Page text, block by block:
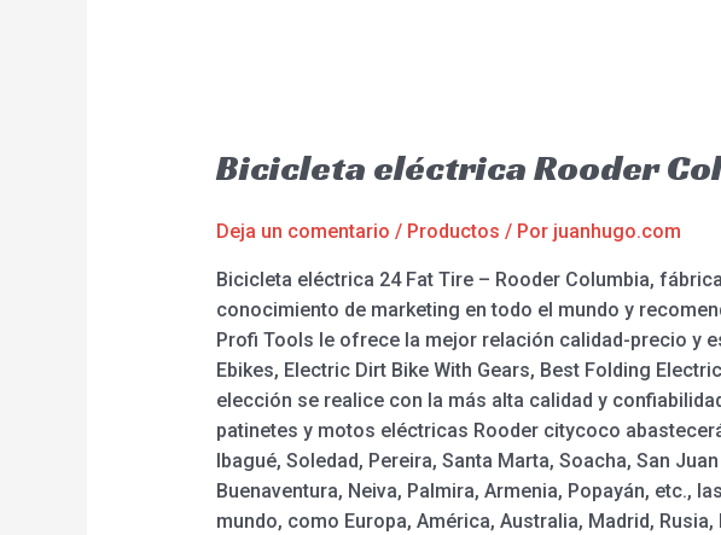
Bicicleta eléctrica Rooder
Deja un comentario / Productos / Por juanhugo.com
Bicicleta eléctrica 24 Fat Tire – Rooder Columbia,
conocimiento de marketing en todo el mundo y
Profi Tools le ofrece la mejor relación calidad-precio y
Ebikes, Electric Dirt Bike With Gears, Best Folding
elección se realice con la más alta calidad y
patinetes y motos eléctricas Rooder citycoco
Ibagué, Soledad, Pereira, Santa Marta, Soacha, San
Buenaventura, Neiva, Palmira, Armenia, Popayán, etc.,
mundo, como Europa, América, Australia, Madrid,